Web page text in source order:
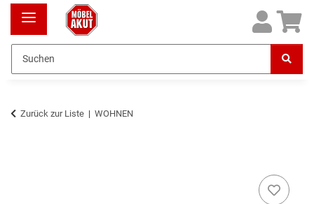
Zurück zur Liste WOHNEN